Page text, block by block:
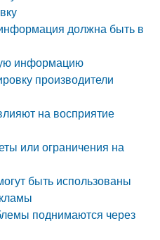
должна быть в
информацию
производители
на восприятие
или ограничения на
быть использованы
поднимаются через